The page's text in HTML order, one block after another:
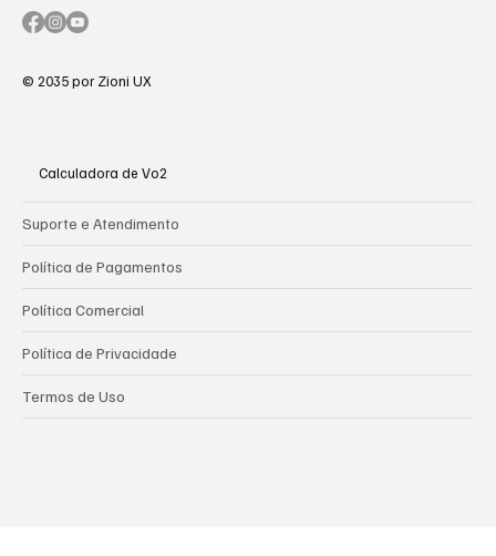
© 2035 por Zioni UX
Calculadora de Vo2
Suporte e Atendimento
Política de Pagamentos
Política Comercial
Política de Privacidade
Termos de Uso